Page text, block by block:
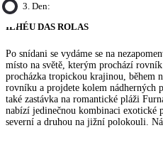
3. Den:
ILHÉU DAS ROLAS
Po snídani se vydáme se na
místo na světě, kterým prochází
procházka tropickou krajinou, během
rovníku a projdete kolem nádherných
také zastávka na romantické pláži
nabízí jedinečnou kombinaci exotické
severní a druhou na jižní polokouli.